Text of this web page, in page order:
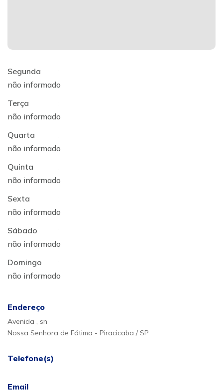
Segunda
:
não informado
Terça
:
não informado
Quarta
:
não informado
Quinta
:
não informado
Sexta
:
não informado
Sábado
:
não informado
Domingo
:
não informado
Endereço
Avenida , sn
Nossa Senhora de Fátima - Piracicaba / SP
Telefone(s)
Email